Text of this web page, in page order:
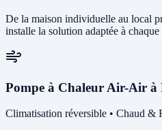
De la maison individuelle au local
installe la solution adaptée à
Pompe à Chaleur Air-Air à
Climatisation réversible • Chaud &